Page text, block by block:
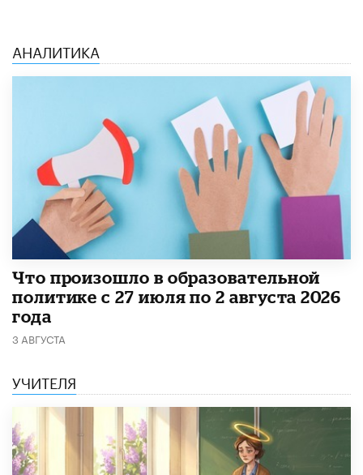
АНАЛИТИКА
​Что произошло в образовательной
политике с 27 июля по 2 августа 2026
года
3 АВГУСТА
УЧИТЕЛЯ